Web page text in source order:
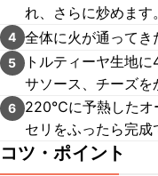
れ、さらに炒めます。
4 全体に火が通ってき
5
トルティーヤ生地
サソース、チーズを
6
220℃に予熱したオ
セリをふったら完成
コツ・ポイント